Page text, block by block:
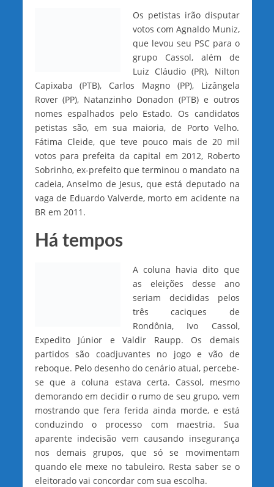
Os petistas irão disputar
votos com Agnaldo Muniz,
que levou seu PSC para o
grupo Cassol, além de
Luiz Cláudio (PR), Nilton
Capixaba (PTB), Carlos Magno (PP), Lizângela
Rover (PP), Natanzinho Donadon (PTB) e outros
nomes espalhados pelo Estado. Os candidatos
petistas são, em sua maioria, de Porto Velho.
Fátima Cleide, que teve pouco mais de 20 mil
votos para prefeita da capital em 2012, Roberto
Sobrinho, ex-prefeito que terminou o mandato na
cadeia, Anselmo de Jesus, que está deputado na
vaga de Eduardo Valverde, morto em acidente na
BR em 2011.
Há tempos
A coluna havia dito que
as eleições desse ano
seriam decididas pelos
três caciques de
Rondônia, Ivo Cassol,
Expedito Júnior e Valdir Raupp. Os demais
partidos são coadjuvantes no jogo e vão de
reboque. Pelo desenho do cenário atual, percebe-
se que a coluna estava certa. Cassol, mesmo
demorando em decidir o rumo de seu grupo, vem
mostrando que fera ferida ainda morde, e está
conduzindo o processo com maestria. Sua
aparente indecisão vem causando insegurança
nos demais grupos, que só se movimentam
quando ele mexe no tabuleiro. Resta saber se o
eleitorado vai concordar com sua escolha.